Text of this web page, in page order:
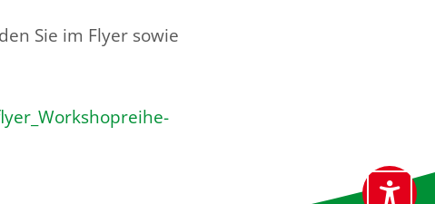
Sie im Flyer sowie